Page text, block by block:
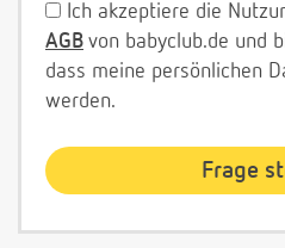
Ich akzeptiere die
AGB von babyclub.de und
dass meine persönlichen
werden.